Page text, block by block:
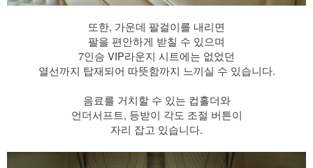
또한, 가운데 팔걸이를 내리면
팔을 편안하게 받칠 수 있으며
7인승 VIP라운지 시트에는 없었던
열선까지 탑재되어 따뜻함까지 느끼실 수 있습니다.
​ 음료를 거치할 수 있는 컵홀더와
언더서프트, 등받이 각도 조절 버튼이
자리 잡고 있습니다.